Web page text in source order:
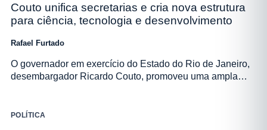
Couto unifica secretarias e cria nova estrutura
para ciência, tecnologia e desenvolvimento
Rafael Furtado
O governador em exercício do Estado do Rio de Janeiro,
desembargador Ricardo Couto, promoveu uma ampla…
POLÍTICA